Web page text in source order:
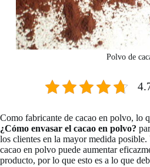
Polvo de
Como fabricante de cacao en polvo, lo
¿Cómo envasar el cacao en polvo?
los clientes en la mayor medida
cacao en polvo puede aumentar
producto, por lo que esto es a lo que